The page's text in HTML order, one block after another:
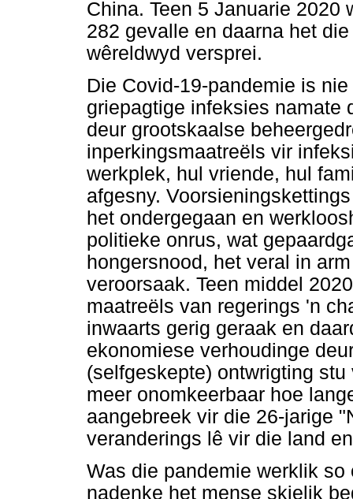
China. Teen 5 Januarie 2020
282 gevalle en daarna het
wêreldwyd versprei.
Die Covid-19-pandemie is
griepagtige infeksies namate
deur grootskaalse
inperkingsmaatreëls vir
werkplek, hul vriende, hul
afgesny.
het ondergegaan en
politieke onrus, wat
hongersnood, het veral in
veroorsaak. Teen middel
maatreëls van regerings 'n
inwaarts gerig geraak en
ekonomiese verhoudinge
(selfgeskepte) ontwrigting
meer onomkeerbaar hoe
aangebreek vir die 26-jarige
veranderings lê vir die land
Was die pandemie werklik
nadenke het mense skielik